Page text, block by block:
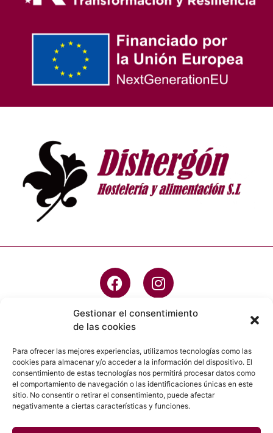
Gestionar el consentimiento
de las cookies
Para ofrecer las mejores experiencias, utilizamos tecnologías como las
cookies para almacenar y/o acceder a la información del dispositivo. El
consentimiento de estas tecnologías nos permitirá procesar datos como
el comportamiento de navegación o las identificaciones únicas en este
sitio. No consentir o retirar el consentimiento, puede afectar
negativamente a ciertas características y funciones.
info@dishergon.es
923 20 45 05
C/ Robledo, 49 - PG IND, Villares de la
Reina, 37184 , Salamanca